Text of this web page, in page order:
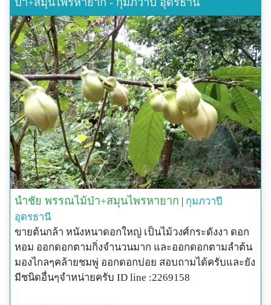
นำชัย พรรณไม้ป่า+สมุนไพรหายาก
กุมภวาปี
อุดรธานี
ขายต้นกล้า หนังหนาดอกใหญ่ เป็นไม้วงศ์กระดังงา ดอก
หอม ออกดอกตามกิ่งจำนวนมาก และออกดอกตามลำต้น
มองไกลๆคล้ายชมพู่ ออกดอกบ่อย สอบถามได้ครับและยัง
มีชนิดอื่นๆจำหน่ายครับ ID line :2269158